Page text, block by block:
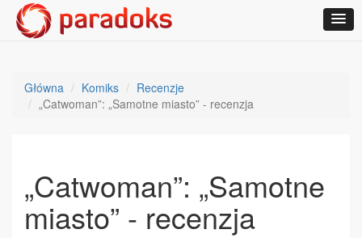
Główna Komiks
Recenzje
„Catwoman”: „Samotne miasto” - recenzja
„Catwoman”: „Samotne
miasto” - recenzja